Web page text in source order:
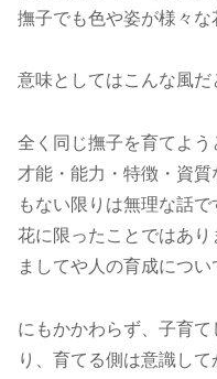
撫子でも色や姿が様々な
意味としてはこんな風だ
全く同じ撫子を育てよ
才能・能力・特徴・資
もない限りは無理な話で
花に限ったことではあり
ましてや人の育成につい
にもかかわらず、子育
り、育てる側は意識し